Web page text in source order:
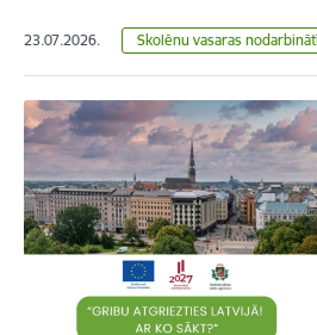
23.07.2026. Skolēnu vasaras